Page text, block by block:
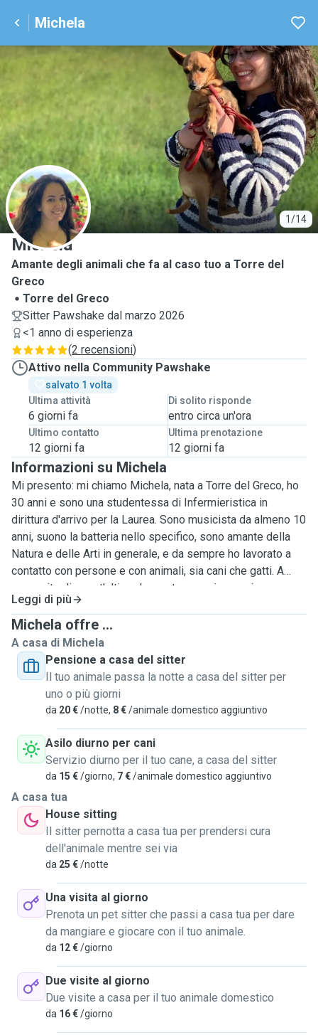
Michela
1/14
M
Michela
Amante degli animali che fa al caso tuo a Torre del
Greco
Torre del Greco
Sitter Pawshake dal marzo 2026
<1 anno di esperienza
(2 recensioni)
Attivo nella Community Pawshake
salvato 1 volta
Ultima attività
6 giorni fa
Di solito risponde
entro circa un'ora
Ultimo contatto
12 giorni fa
Ultima prenotazione
12 giorni fa
Informazioni su Michela
Mi presento: mi chiamo Michela, nata a Torre del Greco, ho
30 anni e sono una studentessa di Infermieristica in
dirittura d'arrivo per la Laurea. Sono musicista da almeno 10
anni, suono la batteria nello specifico, sono amante della
Natura e delle Arti in generale, e da sempre ho lavorato a
contatto con persone e con animali, sia cani che gatti. A
proposito di quest'ultima, ho avuto esperienze sia
lavorative che non, tutte le persone che mi conoscono
hanno sempre avuto la massima fiducia nel lasciarmi i loro
pelosetti. I servizi che offro sono passeggiate, anche
lunghe, momenti gioco, coccole infinite ma anche se c'è
bisogno di accudirli h24, offro la mia casa, anche perché
vivo da sola. Le giornate con i vostri pelosetti saranno
gestite nel migliore dei modi, mangeranno solo il miglior
Fin dalla mia infanzia, ho sempre avuto a che fare con
animali di tutti i tipi e questo ha contribuito ad avere una
certa sensibilità da parte mia nei loro confronti e, per
questo, sarei molto felice di intraprendere questa nuova
esperienza su questo sito, dando il massimo a chiunque
abbia fiducia nella mia persona. Grazie mille e cordiali
saluti, Michela.
Leggi di più
Michela offre ...
A casa di Michela
Pensione a casa del sitter
Il tuo animale passa la notte a casa del sitter per
uno o più giorni
da 20 €/notte, 8 €/animale domestico aggiuntivo
Asilo diurno per cani
Servizio diurno per il tuo cane, a casa del sitter
da 15 €/giorno, 7 €/animale domestico aggiuntivo
A casa tua
House sitting
Il sitter pernotta a casa tua per prendersi cura
dell'animale mentre sei via
da 25 €/notte
Una visita al giorno
Prenota un pet sitter che passi a casa tua per dare
da mangiare e giocare con il tuo animale.
da 12 €/giorno
Due visite al giorno
Due visite a casa per il tuo animale domestico
da 16 €/giorno